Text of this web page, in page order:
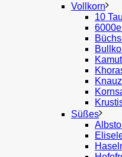
Vollkorn
10
Süßes